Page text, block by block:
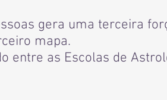
gera uma terceira
mapa.
entre as Escolas de